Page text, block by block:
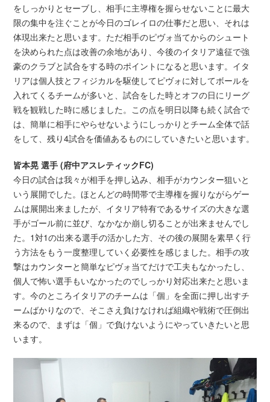
をしっかりとセーブし、相手に主導権を握らせないことに最大
限の集中を注ぐことが今日のゴレイロの仕事だと思い、それは
体現出来たと思います。ただ相手のピヴォ当てからのシュート
を決められた点は改善の余地があり、今後のイタリア遠征で強
豪のクラブと試合をする時のポイントになると思います。イタ
リアは個人技とフィジカルを駆使してピヴォに対してボールを
入れてくるチームが多いと、試合をした時とオフの日にリーグ
戦を観戦した時に感じました。この点を明日以降も続く試合で
は、簡単に相手にやらせないようにしっかりとチーム全体で話
をして、残り4試合を価値あるものにしていきたいと思います。
皆本晃 選手 (府中アスレティックFC)
今日の試合は我々が相手を押し込み、相手がカウンター狙いと
いう展開でした。ほとんどの時間帯で主導権を握りながらゲー
ムは展開出来ましたが、イタリア特有であるサイズの大きな選
手がゴール前に並び、なかなか崩し切ることが出来ませんでし
た。1対1の出来る選手の活かした方、その後の展開を素早く行
う方法をもう一度整理していく必要性を感じました。相手の攻
撃はカウンターと簡単なピヴォ当てだけで工夫もなかったし、
個人で怖い選手もいなかったのでしっかり対応出来たと思いま
す。今のところイタリアのチームは「個」を全面に押し出すチ
ームばかりなので、そこさえ負けなければ組織や戦術で圧倒出
来るので、まずは「個」で負けないようにやっていきたいと思
います。